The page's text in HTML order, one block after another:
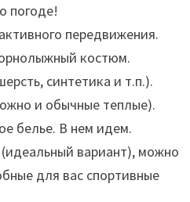
погоде!
передвижения.
костюм.
синтетика и т.п.).
и обычные теплые).
белье. В нем идем.
вариант), можно
для вас спортивные